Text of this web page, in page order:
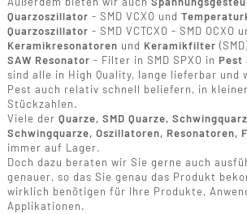
Quarzoszillator - SMD VCXO und
Quarzoszillator - SMD VCTCXO - SMD OCXO
Keramikresonatoren und Keramikfilter
SAW Resonator - Filter in SMD SPXO in Pest
sind alle in High Quality, lange lieferbar und
Pest auch relativ schnell beliefern, in
Stückzahlen.
Viele der Quarze, SMD Quarze,
Schwingquarze, Oszillatoren, Resonatoren,
immer auf Lager.
Doch dazu beraten wir Sie gerne auch
genauer, so das Sie genau das Produkt
wirklich benötigen für Ihre Produkte,
Applikationen.